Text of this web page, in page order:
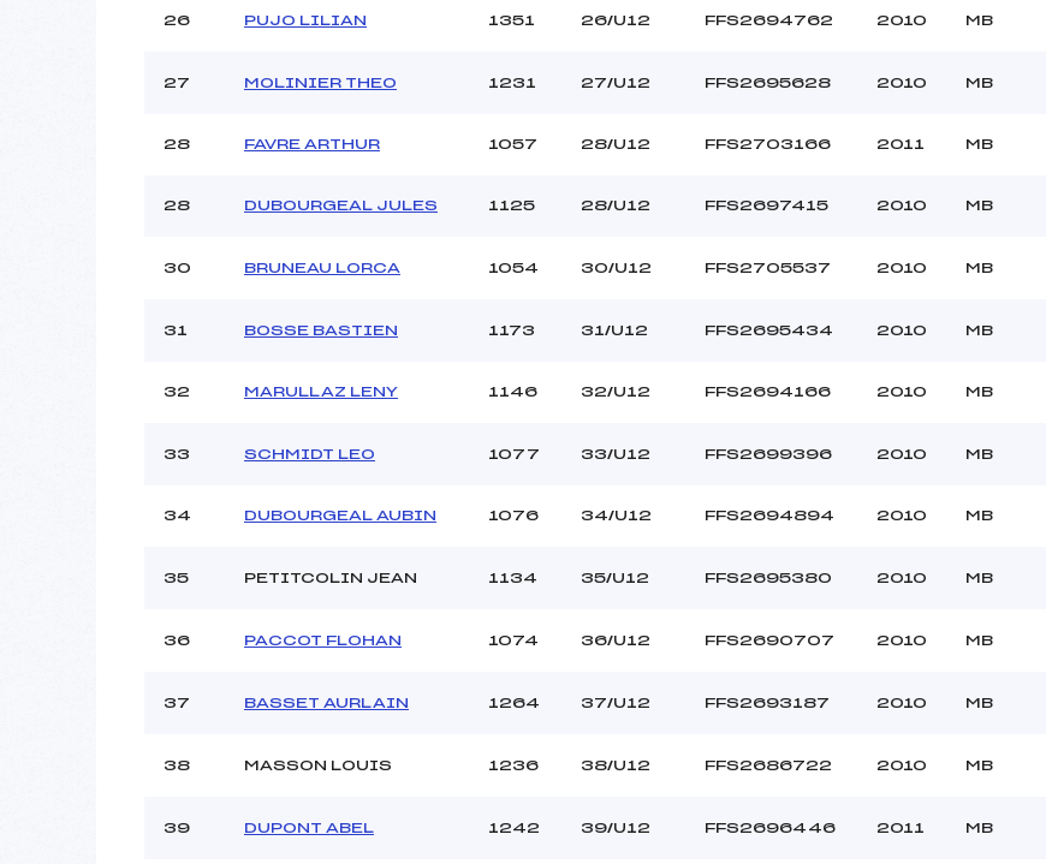
26 PUJO LILIAN 1351 26/U12 FFS2694762 2010 MB
27 MOLINIER THEO 1231 27/U12 FFS2695628 2010 MB
28 FAVRE ARTHUR 1057 28/U12 FFS2703166 2011 MB
28 DUBOURGEAL JULES 1125 28/U12 FFS2697415 2010 MB
30 BRUNEAU LORCA 1054 30/U12 FFS2705537 2010 MB
31 BOSSE BASTIEN 1173 31/U12 FFS2695434 2010 MB
32 MARULLAZ LENY 1146 32/U12 FFS2694166 2010 MB
33 SCHMIDT LEO 1077 33/U12 FFS2699396 2010 MB
34 DUBOURGEAL AUBIN 1076 34/U12 FFS2694894 2010 MB
35 PETITCOLIN JEAN 1134 35/U12 FFS2695380 2010 MB
36 PACCOT FLOHAN 1074 36/U12 FFS2690707 2010 MB
37 BASSET AURLAIN 1264 37/U12 FFS2693187 2010 MB
38 MASSON LOUIS 1236 38/U12 FFS2686722 2010 MB
39 DUPONT ABEL 1242 39/U12 FFS2696446 2011 MB